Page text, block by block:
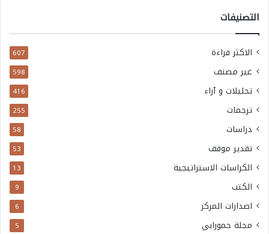
التصنيفات
الاكثر قراءة 607
غير مصنف 598
تحليلات و آراء 416
ترجمات 255
دراسات 58
تقدير موقف 53
الكراسات الاستراتيجية 13
الكتب 9
اصدارات المركز 6
مجلة حمورابي 5